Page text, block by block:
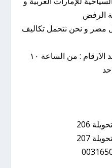
الرفض
مصر و نحن نتحمل تكاليف
الاستفسار الإتصال بنا على أحد الارقام : من الساعة ١٠